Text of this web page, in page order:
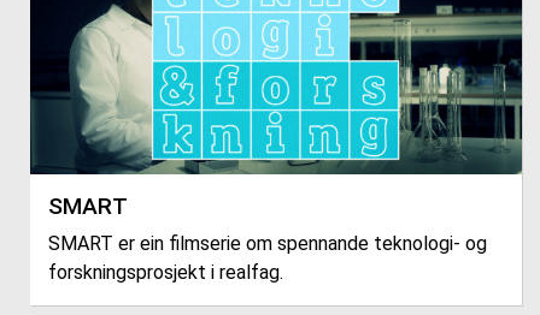
SMART
SMART er ein filmserie om spennande teknologi- og
forskningsprosjekt i realfag.